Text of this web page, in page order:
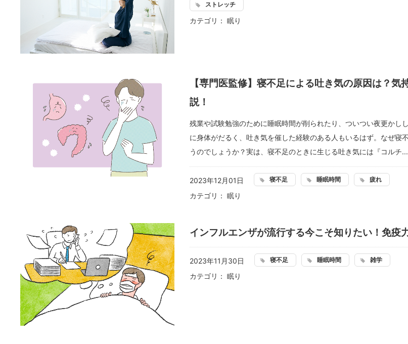
ストレッチ
カテゴリ： 眠り
【専門医監修】寝不足による吐き気の原因は？気
説！
残業や試験勉強のために睡眠時間が削られたり、ついつい夜更かし
に身体がだるく、吐き気を催した経験のある人もいるはず。なぜ寝
うのでしょうか？実は、寝不足のときに生じる吐き気には『コルチ...
2023年12月01日 寝不足 睡眠時間 疲れ
カテゴリ： 眠り
インフルエンザが流行する今こそ知りたい！免疫
2023年11月30日 寝不足 睡眠時間 雑学
カテゴリ： 眠り